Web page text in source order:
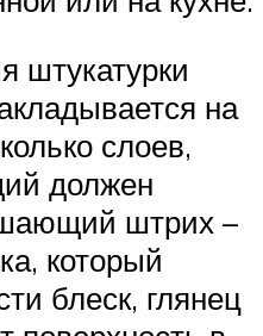
штукатурки
на
слоев,
должен
штрих –
который
блеск, глянец